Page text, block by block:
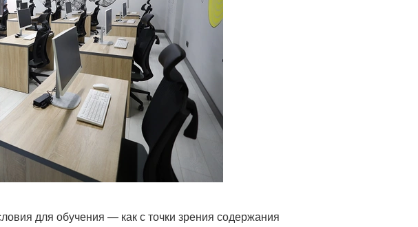
для обучения — как с точки зрения содержания